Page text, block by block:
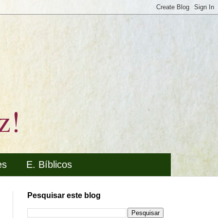
E. Bíblicos
Pesquisar este blog